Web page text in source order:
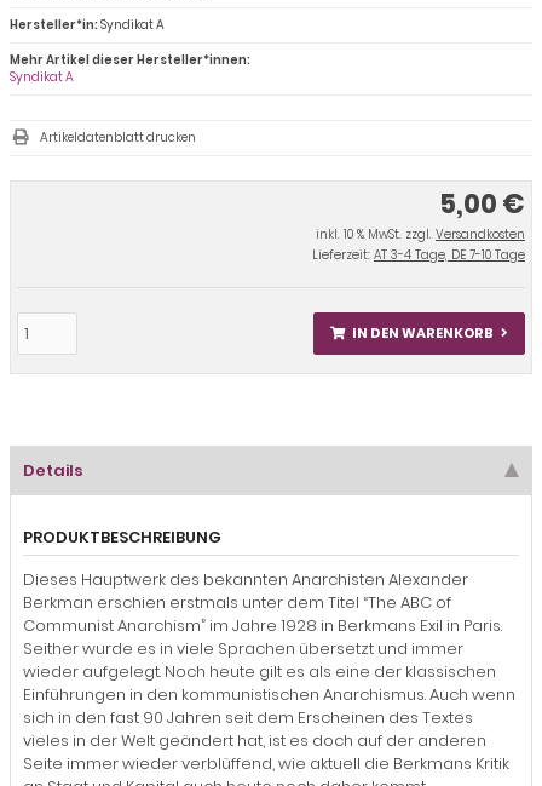
5,00 €
inkl. 10 % MwSt. zzgl. Versandkosten
Lieferzeit: AT 3-4 Tage, DE 7-10 Tage
IN DEN WARENKORB
Hersteller*in:Syndikat A
Mehr Artikel dieser Hersteller*innen:
Syndikat A
Artikeldatenblatt drucken
Details
PRODUKTBESCHREIBUNG
Dieses Hauptwerk des bekannten Anarchisten Alexander
Berkman erschien erstmals unter dem Titel “The ABC of
Communist Anarchism” im Jahre 1928 in Berkmans Exil in Paris.
Seither wurde es in viele Sprachen übersetzt und immer
wieder aufgelegt. Noch heute gilt es als eine der klassischen
Einführungen in den kommunistischen Anarchismus. Auch wenn
sich in den fast 90 Jahren seit dem Erscheinen des Textes
vieles in der Welt geändert hat, ist es doch auf der anderen
Seite immer wieder verblüffend, wie aktuell die Berkmans Kritik